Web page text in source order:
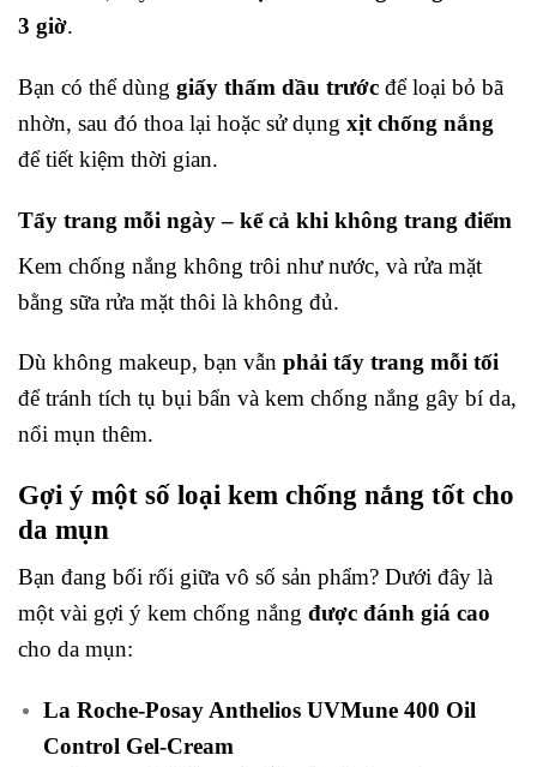
3 giờ.
Bạn có thể dùng giấy thấm dầu trước để loại bỏ bã
nhờn, sau đó thoa lại hoặc sử dụng xịt chống nắng
để tiết kiệm thời gian.
Tẩy trang mỗi ngày – kể cả khi không trang điểm
Kem chống nắng không trôi như nước, và rửa mặt
bằng sữa rửa mặt thôi là không đủ.
Dù không makeup, bạn vẫn phải tẩy trang mỗi tối
để tránh tích tụ bụi bẩn và kem chống nắng gây bí da,
nổi mụn thêm.
Gợi ý một số loại kem chống nắng tốt cho
da mụn
Bạn đang bối rối giữa vô số sản phẩm? Dưới đây là
một vài gợi ý kem chống nắng được đánh giá cao
cho da mụn:
La Roche-Posay Anthelios UVMune 400 Oil
Control Gel-Cream